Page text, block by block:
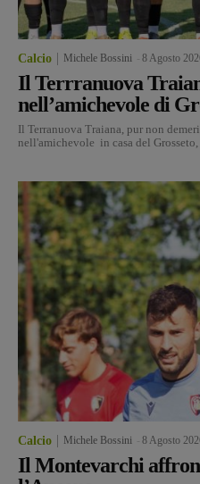
Calcio Michele Bossini 8 Agosto
Il Terrranuova
nell’amichevole di
Il Terranuova Traiana, pur non
nell'amichevole in casa del Grosseto,
Calcio Michele Bossini 8 Agosto
Il Montevarchi